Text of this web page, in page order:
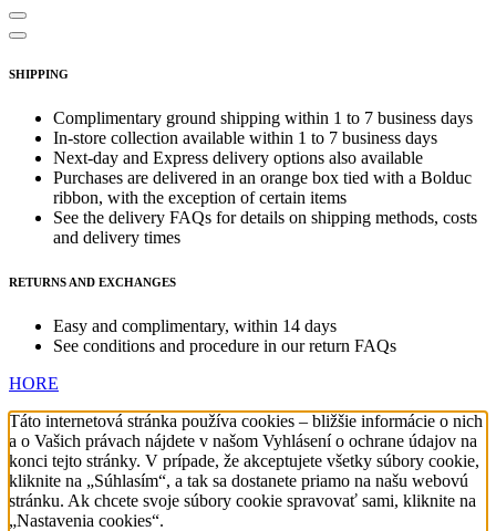
SHIPPING
Complimentary ground shipping within 1 to 7 business days
In-store collection available within 1 to 7 business days
Next-day and Express delivery options also available
Purchases are delivered in an orange box tied with a Bolduc
ribbon, with the exception of certain items
See the delivery FAQs for details on shipping methods, costs
and delivery times
RETURNS AND EXCHANGES
Easy and complimentary, within 14 days
See conditions and procedure in our return FAQs
HORE
Táto internetová stránka používa cookies – bližšie informácie o nich
a o Vašich právach nájdete v našom Vyhlásení o ochrane údajov na
konci tejto stránky. V prípade, že akceptujete všetky súbory cookie,
kliknite na „Súhlasím“, a tak sa dostanete priamo na našu webovú
stránku. Ak chcete svoje súbory cookie spravovať sami, kliknite na
„Nastavenia cookies“.